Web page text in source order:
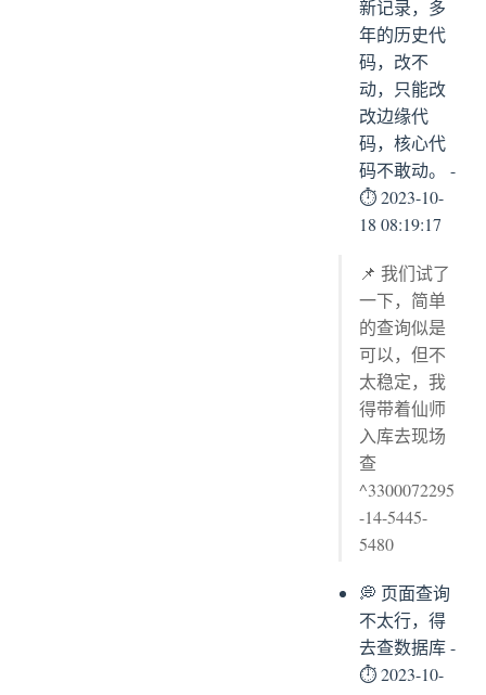
新记录，多
年的历史代
码，改不
动，只能改
改边缘代
码，核心代
码不敢动。 -
⏱ 2023-10-
18 08:19:17
📌 我们试了
一下，简单
的查询似是
可以，但不
太稳定，我
得带着仙师
入库去现场
查
^3300072295
-14-5445-
5480
💭 页面查询
不太行，得
去查数据库 -
⏱ 2023-10-